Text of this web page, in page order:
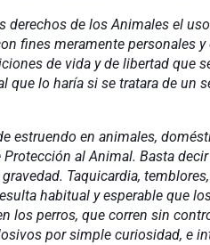
de los Animales el uso
fines meramente personales
de vida y de libertad que
que lo haría si se tratara de un
en animales,
al Animal. Basta
Taquicardia,
habitual y esperable que
los perros, que corren sin
por simple curiosidad, e